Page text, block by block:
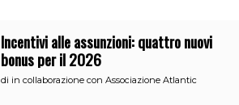
Incentivi alle assunzioni: quattro nuovi
bonus per il 2026
di in collaborazione con Associazione Atlantic